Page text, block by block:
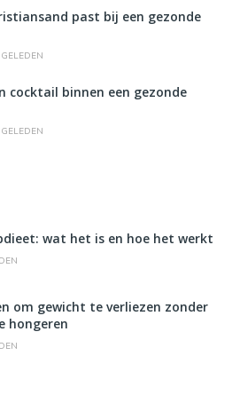
past bij een gezonde
cocktail binnen een gezonde
wat het is en hoe het werkt
om gewicht te verliezen zonder
hongeren